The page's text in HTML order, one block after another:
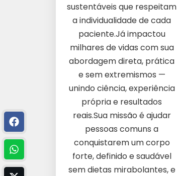
sustentáveis que respeitam
a individualidade de cada
paciente.Já impactou
milhares de vidas com sua
abordagem direta, prática
e sem extremismos —
unindo ciência, experiência
própria e resultados
reais.Sua missão é ajudar
pessoas comuns a
conquistarem um corpo
forte, definido e saudável
sem dietas mirabolantes, e